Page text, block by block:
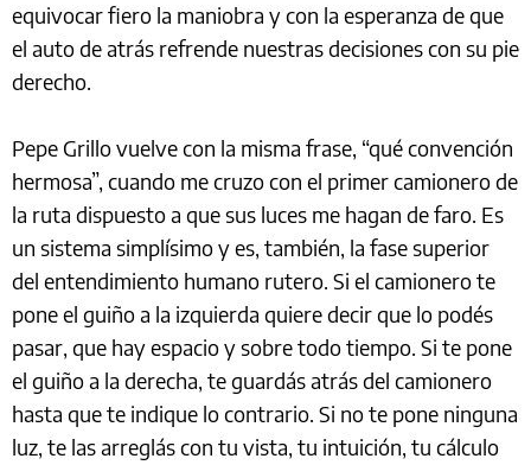
equivocar fiero la maniobra y con la esperanza de que
el auto de atrás refrende nuestras decisiones con su pie
derecho.
Pepe Grillo vuelve con la misma frase, “qué convención
hermosa”, cuando me cruzo con el primer camionero de
la ruta dispuesto a que sus luces me hagan de faro. Es
un sistema simplísimo y es, también, la fase superior
del entendimiento humano rutero. Si el camionero te
pone el guiño a la izquierda quiere decir que lo podés
pasar, que hay espacio y sobre todo tiempo. Si te pone
el guiño a la derecha, te guardás atrás del camionero
hasta que te indique lo contrario. Si no te pone ninguna
luz, te las arreglás con tu vista, tu intuición, tu cálculo